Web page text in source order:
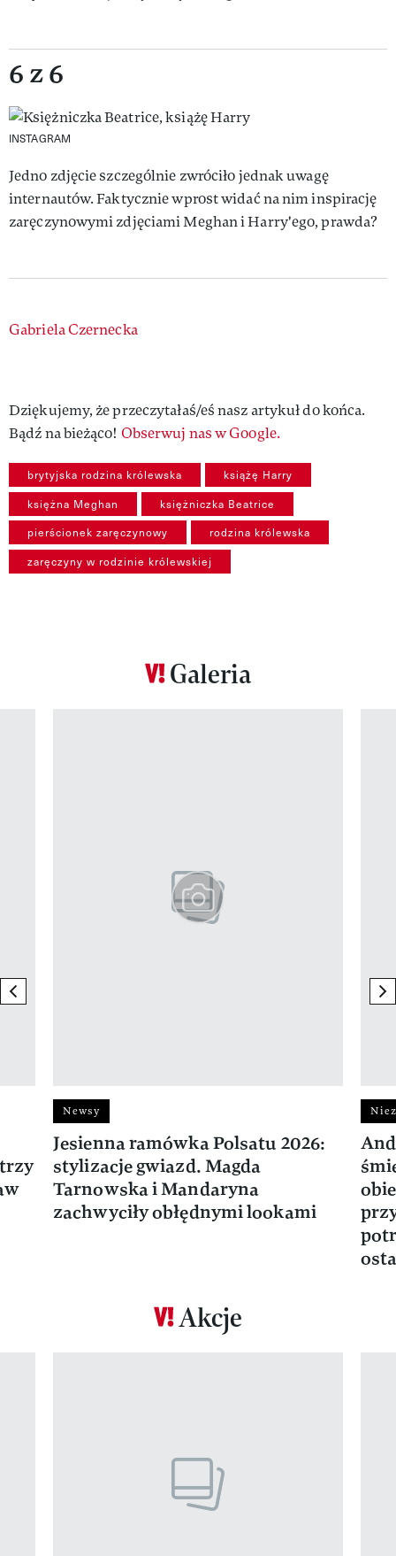
6 z 6
INSTAGRAM
Jedno zdjęcie szczególnie zwróciło jednak uwagę
internautów. Faktycznie wprost widać na nim inspirację
zaręczynowymi zdjęciami Meghan i Harry'ego, prawda?
Authors
Gabriela Czernecka
Dziękujemy, że przeczytałaś/eś nasz artykuł do końca.
Bądź na bieżąco! Obserwuj nas w Google.
brytyjska rodzina królewska książę Harry
księżna Meghan księżniczka Beatrice
pierścionek zaręczynowy rodzina królewska
zaręczyny w rodzinie królewskiej
Galeria
previous element
Newsy
Jesienna ramówka Polsatu 2026:
stylizacje gwiazd. Magda
Tarnowska i Mandaryna
zachwyciły obłędnymi lookami
Akcje